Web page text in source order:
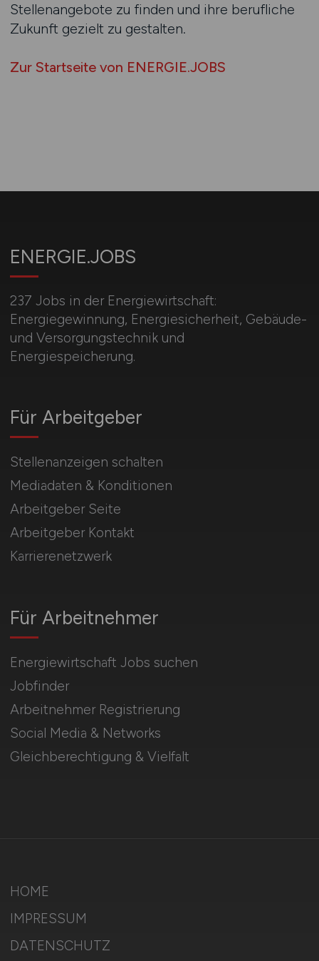
Stellenangebote zu finden und ihre berufliche
Zukunft gezielt zu gestalten.
Zur Startseite von ENERGIE.JOBS
ENERGIE.JOBS
237 Jobs in der Energiewirtschaft:
Energiegewinnung, Energiesicherheit, Gebäude-
und Versorgungstechnik und
Energiespeicherung.
Für Arbeitnehmer
Energiewirtschaft Jobs suchen
Jobfinder
Arbeitnehmer Registrierung
Social Media & Networks
Gleichberechtigung & Vielfalt
Für Arbeitgeber
Stellenanzeigen schalten
Mediadaten & Konditionen
Arbeitgeber Seite
Arbeitgeber Kontakt
Karrierenetzwerk
HOME
IMPRESSUM
DATENSCHUTZ